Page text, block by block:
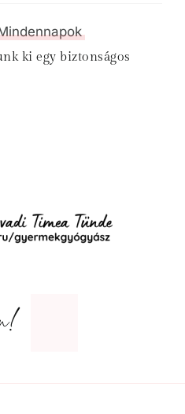
ki egy biztonságos